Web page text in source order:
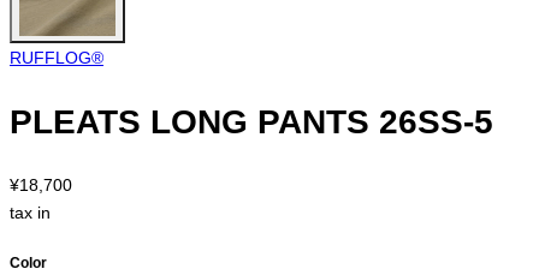
RUFFLOG®︎
PLEATS LONG PANTS 26SS-5
¥18,700
tax in
Color